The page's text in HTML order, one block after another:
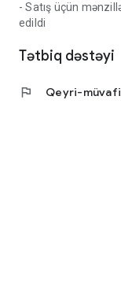
- Satış üçün
edildi
Tətbiq dəstəyi
flag Qeyri-